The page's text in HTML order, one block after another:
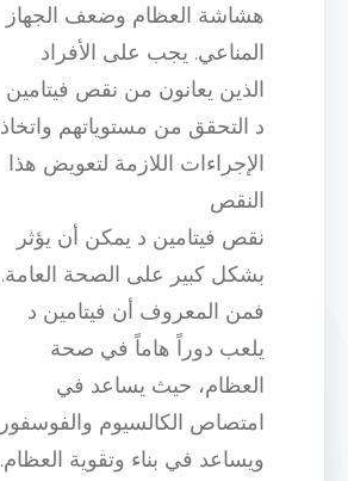
هشاشة العظام وضعف الجهاز
المناعي. يجب على الأفراد
الذين يعانون من نقص فيتامين
د التحقق من مستوياتهم واتخاذ
الإجراءات اللازمة لتعويض هذا
النقص
نقص فيتامين د يمكن أن يؤثر
بشكل كبير على الصحة العامة.
فمن المعروف أن فيتامين د
يلعب دوراً هاماً في صحة
العظام، حيث يساعد في
امتصاص الكالسيوم والفوسفور
ويساعد في بناء وتقوية العظام.